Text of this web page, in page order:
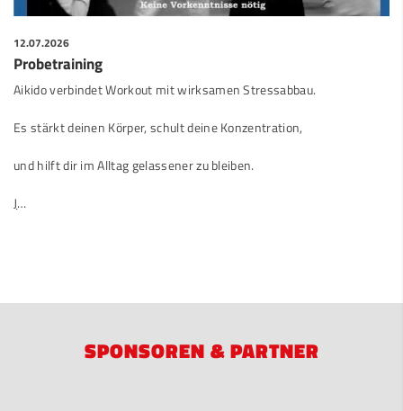
12.07.2026
Probetraining
Aikido verbindet Workout mit wirksamen Stressabbau.
Es stärkt deinen Körper, schult deine Konzentration,
und hilft dir im Alltag gelassener zu bleiben.
J…
SPONSOREN & PARTNER